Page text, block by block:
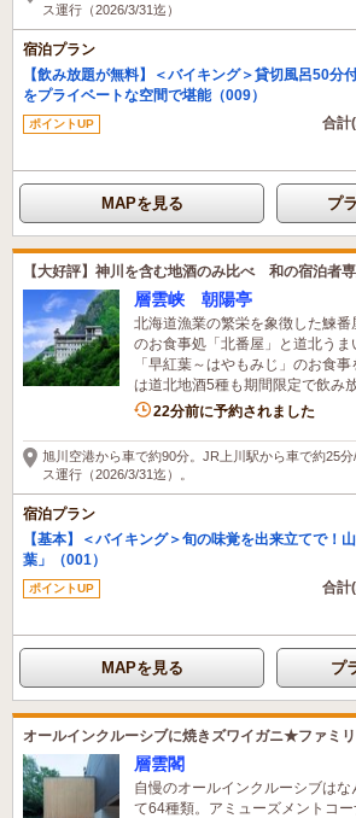
ス運行（2026/3/31迄）
宿泊プラン
【飲み放題が無料】＜バイキング＞貸切風呂50分
をプライベートな空間で堪能（009）
ポイントUP 合計
MAPを見る プ
【大好評】神川を含む地酒のみ比べ 和の宿泊者
層雲峡 朝陽亭
北海道漁業の繁栄を象徴した鰊
のお食事処「北番屋」と道北う
「早紅葉～はやもみじ」のお食
は道北地酒5種も期間限定で飲み
2名がこの宿を見ています
22分前に予約されました
旭川空港から車で約90分。JR上川駅から車で約25
ス運行（2026/3/31迄）。
宿泊プラン
【基本】＜バイキング＞旬の味覚を出来立てで！
葉」（001）
ポイントUP 合計
MAPを見る プ
オールインクルーシブに焼きズワイガニ★ファミ
層雲閣
自慢のオールインクルーシブは
て64種類。アミューズメントコ